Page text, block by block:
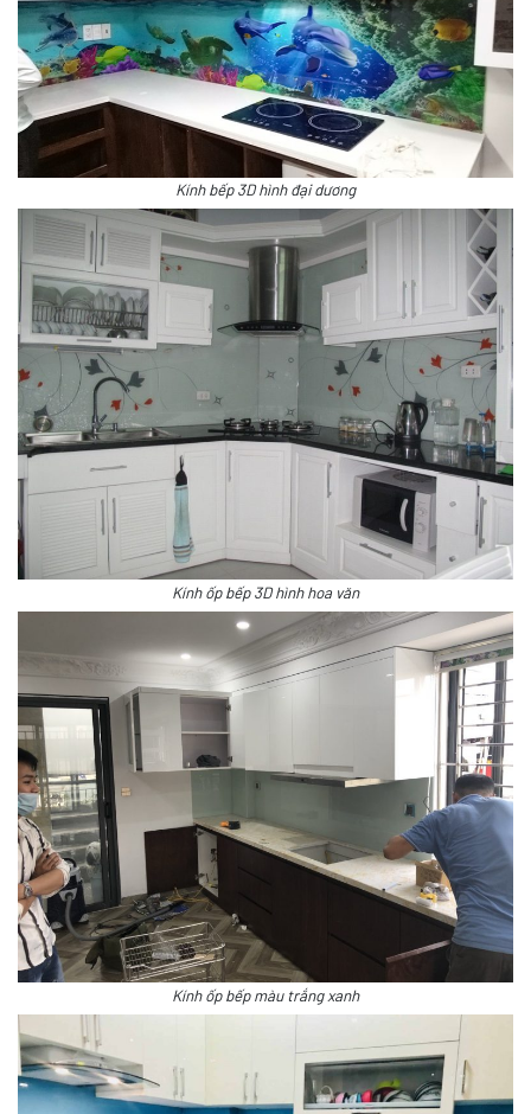
Kính bếp 3D hình đại dương
Kính ốp bếp 3D hình hoa văn
Kính ốp bếp màu trắng xanh